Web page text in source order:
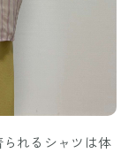
れるシャツは体